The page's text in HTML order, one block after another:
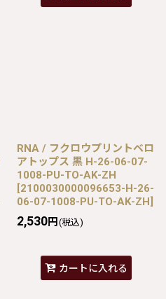
RNA / フクロウプリントベロ
アトップス 黒 H-26-06-07-
1008-PU-TO-AK-ZH
[2100030000096653-H-26-
06-07-1008-PU-TO-AK-ZH]
2,530円 (税込)
カートに入れる